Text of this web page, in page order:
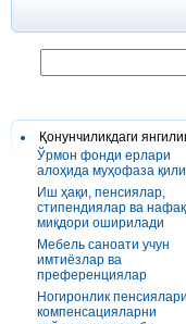
Қонунчиликдаги
Ўрмон фонди ерлари
алоҳида муҳофаза
Иш ҳақи, пенсиялар,
стипендиялар ва
миқдори оширилади
Мебель саноати учун
имтиёзлар ва
преференциялар
Ногиронлик
компенсацияларни